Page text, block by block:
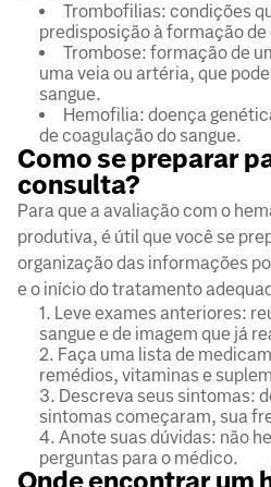
Trombofilias: condições
predisposição à formação de
Trombose: formação de
uma veia ou artéria, que
sangue.
Hemofilia: doença
de coagulação do sangue.
Como se preparar
consulta?
Para que a avaliação com o
produtiva, é útil que você se
organização das informações
e o início do tratamento
Leve exames anteriores:
sangue e de imagem que já
Faça uma lista de
remédios, vitaminas e
Descreva seus sintomas:
sintomas começaram, sua
Anote suas dúvidas: não
perguntas para o médico.